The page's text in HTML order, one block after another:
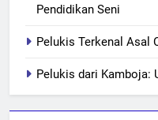
Pendidikan Seni
Pelukis Terkenal Asal
Pelukis dari Kamboja: